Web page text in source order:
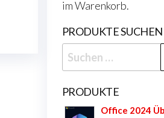
im Warenkorb.
PRODUKTE SUCHEN
Suchen
nach:
PRODUKTE
Office 2024